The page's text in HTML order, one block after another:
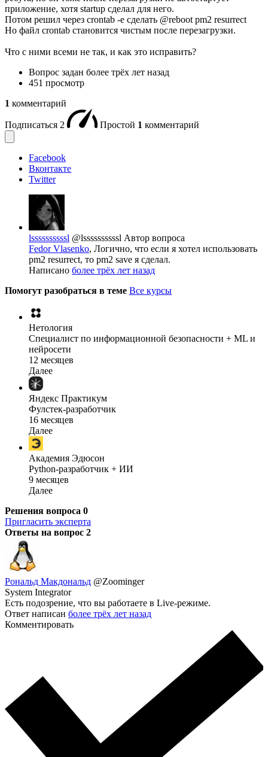
приложение, хотя startup сделал для него.
Потом решил через crontab -e сделать @reboot pm2 resurrect
Но файл crontab становится чистым после перезагрузки.
Что с ними всеми не так, и как это исправить?
Вопрос задан более трёх лет назад
451 просмотр
1 комментарий
Подписаться 2 Простой 1 комментарий
Facebook
Вконтакте
Twitter
lssssssssssl @lssssssssssl Автор вопроса
Fedor Vlasenko, Логично, что если я хотел использовать
pm2 resurrect, то pm2 save я сделал.
Написано более трёх лет назад
Помогут разобраться в теме Все курсы
Нетология
Специалист по информационной безопасности + ML и
нейросети
12 месяцев
Далее
Яндекс Практикум
Фулстек-разработчик
16 месяцев
Далее
Академия Эдюсон
Python-разработчик + ИИ
9 месяцев
Далее
Решения вопроса 0
Пригласить эксперта
Ответы на вопрос 2
Рональд Макдональд @Zoominger
System Integrator
Есть подозрение, что вы работаете в Live-режиме.
Ответ написан более трёх лет назад
Комментировать